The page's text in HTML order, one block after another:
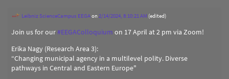
Leibniz ScienceCampus EEGAon2/14/2024, 8:10:21 AM (edited)
Join us for our#EEGAColloquium on 17 April at 2 pm via Zoom!
Erika Nagy (Research Area 3):
“Changing municipal agency in a multilevel polity. Diverse
pathways in Central and Eastern Europe"